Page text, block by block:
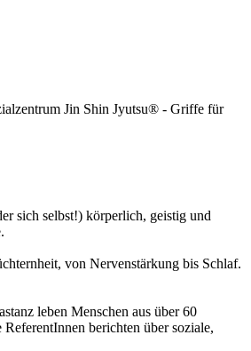
Jin Shin Jyutsu® - Griffe für
sich selbst!) körperlich, geistig und
von Nervenstärkung bis Schlaf.
leben Menschen aus über 60
berichten über soziale,